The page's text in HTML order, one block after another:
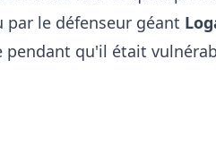
par le défenseur géant
pendant qu'il était